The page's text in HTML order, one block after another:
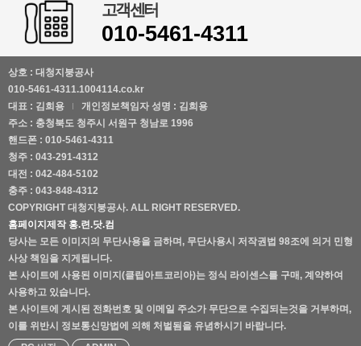
고객센터
010-5461-4311
상호 : 대청지붕공사
010-5461-4311.1004114.co.kr
대표 : 김희용
개인정보책임자 성명 : 김희용
주소 : 충청북도 청주시 서원구 청남로 1996
핸드폰 : 010-5461-4311
청주 : 043-291-4312
대전 : 042-484-5102
충주 : 043-848-4312
COPYRIGHT 대청지붕공사. ALL RIGHT RESERVED.
홈페이지제작 홍.련.닷.컴
당사는 모든 이미지의 무단사용을 금하며, 무단사용시 저작권법 98조에 의거 민형
사상 책임을 지게됩니다.
본 사이트에 사용된 이미지(클립아트코리아)는 정식 라이센스를 구매, 계약하여
사용하고 있습니다.
본 사이트에 게시된 전화번호 및 이메일 주소가 무단으로 수집되는것을 거부하며,
이를 위반시 정보통신망법에 의해 처벌됨을 유념하시기 바랍니다.